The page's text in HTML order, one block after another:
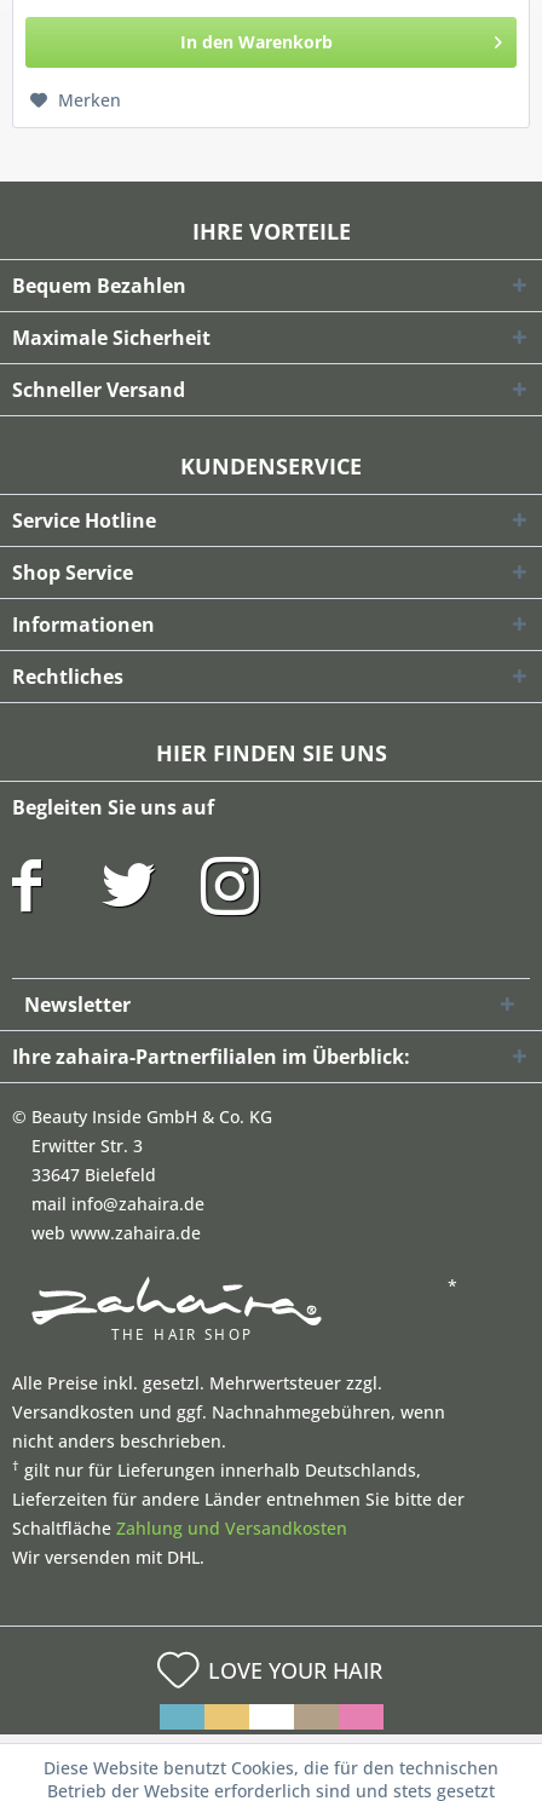
In den Warenkorb
Merken
IHRE VORTEILE
Bequem Bezahlen
Maximale Sicherheit
Schneller Versand
KUNDENSERVICE
Service Hotline
Shop Service
Informationen
Rechtliches
HIER FINDEN SIE UNS
Begleiten Sie uns auf
Newsletter
Ihre zahaira-Partnerfilialen im Überblick:
© Beauty Inside GmbH & Co. KG
Erwitter Str. 3
33647 Bielefeld
mail info@zahaira.de
web www.zahaira.de
*
Alle Preise inkl. gesetzl. Mehrwertsteuer zzgl.
Versandkosten und ggf. Nachnahmegebühren, wenn
nicht anders beschrieben.
† gilt nur für Lieferungen innerhalb Deutschlands,
Lieferzeiten für andere Länder entnehmen Sie bitte der
Schaltfläche Zahlung und Versandkosten
Wir versenden mit DHL.
LOVE YOUR HAIR
Diese Website benutzt Cookies, die für den technischen
Betrieb der Website erforderlich sind und stets gesetzt